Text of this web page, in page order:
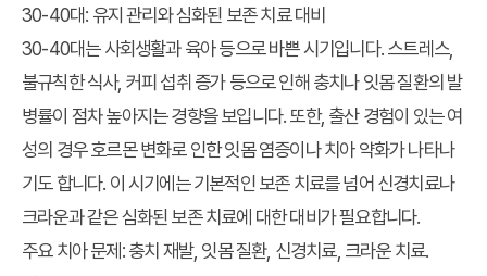
30-40대: 유지 관리와 심화된 보존 치료 대비
30-40대는 사회생활과 육아 등으로 바쁜 시기입니다. 스트레스,
불규칙한 식사, 커피 섭취 증가 등으로 인해 충치나 잇몸 질환의 발
병률이 점차 높아지는 경향을 보입니다. 또한, 출산 경험이 있는 여
성의 경우 호르몬 변화로 인한 잇몸 염증이나 치아 약화가 나타나
기도 합니다. 이 시기에는 기본적인 보존 치료를 넘어 신경치료나
크라운과 같은 심화된 보존 치료에 대한 대비가 필요합니다.
주요 치아 문제 : 충치 재발, 잇몸 질환, 신경치료, 크라운 치료.